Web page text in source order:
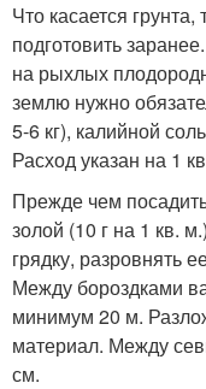
Что касается
подготовить
на рыхлых
землю нужно
5-6 кг), калийной
Расход указан на 1
Прежде чем
золой (10 г на 1 кв.
грядку, разровнять
Между бороздками
минимум 20 м.
материал. Между
см.